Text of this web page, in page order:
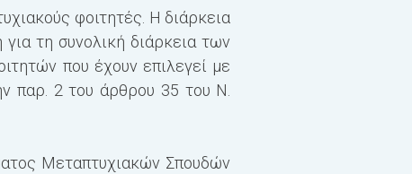
φοιτητές. Η διάρκεια
τη συνολική διάρκεια των
που έχουν επιλεγεί με
παρ. 2 του άρθρου 35 του Ν.
Μεταπτυχιακών Σπουδών